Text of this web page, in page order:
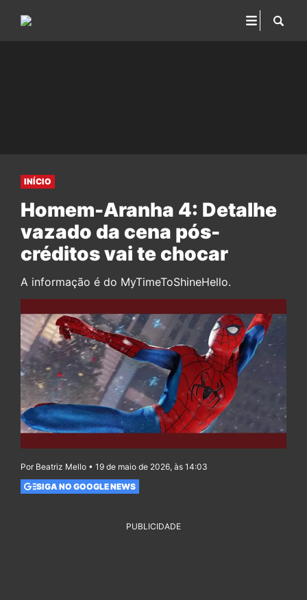
INÍCIO
Homem-Aranha 4: Detalhe
vazado da cena pós-
créditos vai te chocar
A informação é do MyTimeToShineHello.
Por Beatriz Mello • 19 de maio de 2026, às 14:03
SIGA NO GOOGLE NEWS
PUBLICIDADE